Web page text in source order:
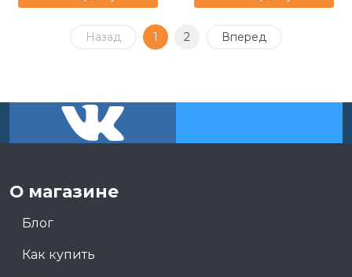
Назад 1 2 Вперед
О магазине
Блог
Как купить